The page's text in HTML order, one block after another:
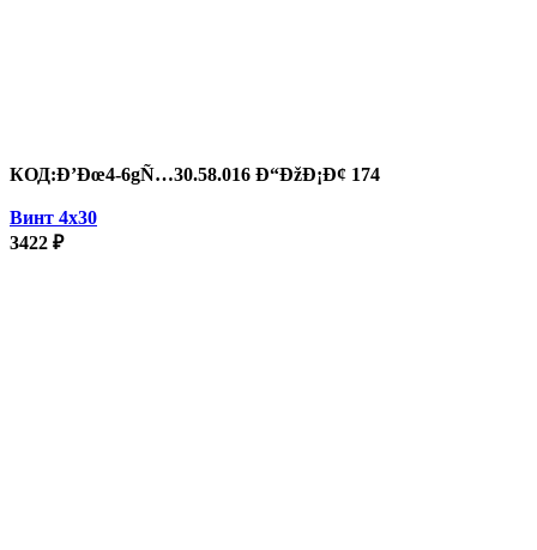
КОД:Ð’Ðœ4-6gÑ…30.58.016 Ð“ÐžÐ¡Ð¢ 174
Винт 4х30
3422 ₽